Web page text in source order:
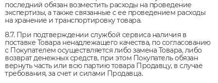
последний обязан возместить расходы на проведение
экспертизы, а также связанные с ее проведением расходы
на хранение и транспортировку товара.
8.7. При подтверждении службой сервиса наличия в
поставке Товара ненадлежащего качества, по согласованию
с Покупателем осуществляется либо замена Товара, либо
возврат денежных средств, при этом Покупатель обязан
вернуть часть или всю партию товара Продавцу, в случае
требования, за счет и силами Продавца.